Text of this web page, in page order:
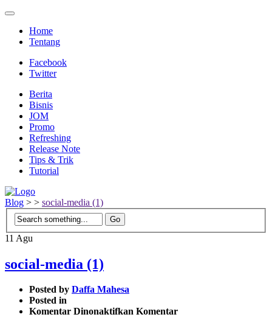
Home
Tentang
Facebook
Twitter
Berita
Bisnis
JOM
Promo
Refreshing
Release Note
Tips & Trik
Tutorial
Blog > > social-media (1)
11 Agu
social-media (1)
Posted by Daffa Mahesa
Posted in
Komentar Dinonaktifkan pada
Komentar